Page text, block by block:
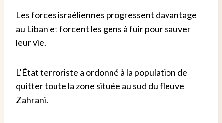
Les forces israéliennes progressent davantage
au Liban et forcent les gens à fuir pour sauver
leur vie.
L’État terroriste a ordonné à la population de
quitter toute la zone située au sud du fleuve
Zahrani.